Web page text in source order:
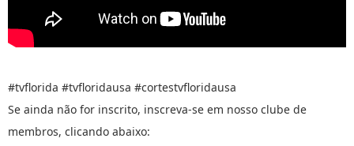
#tvflorida #tvfloridausa #cortestvfloridausa
Se ainda não for inscrito, inscreva-se em nosso clube de
membros, clicando abaixo: